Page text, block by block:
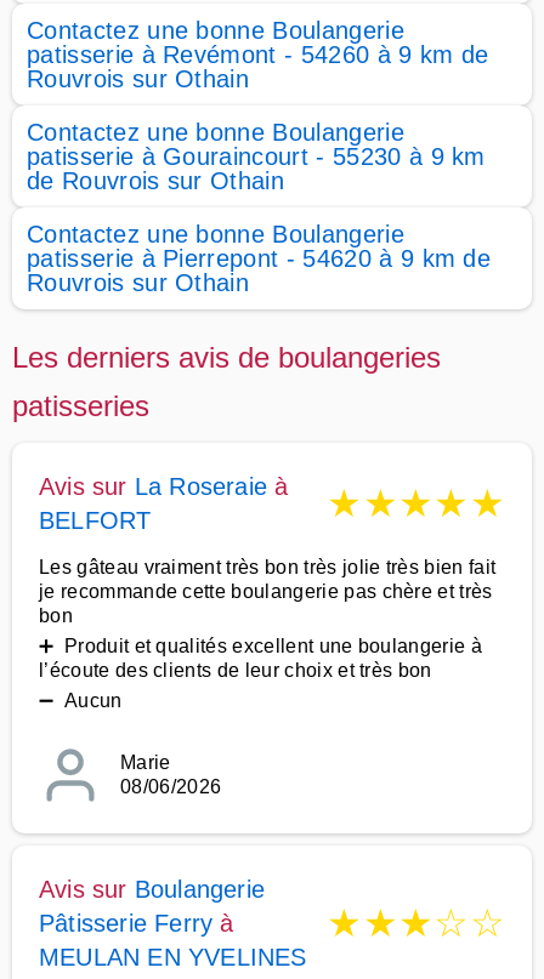
Contactez une bonne Boulangerie
patisserie à Revémont - 54260 à 9 km de
Rouvrois sur Othain
Contactez une bonne Boulangerie
patisserie à Gouraincourt - 55230 à 9 km
de Rouvrois sur Othain
Contactez une bonne Boulangerie
patisserie à Pierrepont - 54620 à 9 km de
Rouvrois sur Othain
Les derniers avis de boulangeries
patisseries
Avis sur La Roseraie à
BELFORT
★★★★★
Les gâteau vraiment très bon très jolie très bien fait
je recommande cette boulangerie pas chère et très
bon
➕ Produit et qualités excellent une boulangerie à
l’écoute des clients de leur choix et très bon
➖ Aucun
Marie
08/06/2026
Avis sur Boulangerie
Pâtisserie Ferry à
MEULAN EN YVELINES
★★★☆☆